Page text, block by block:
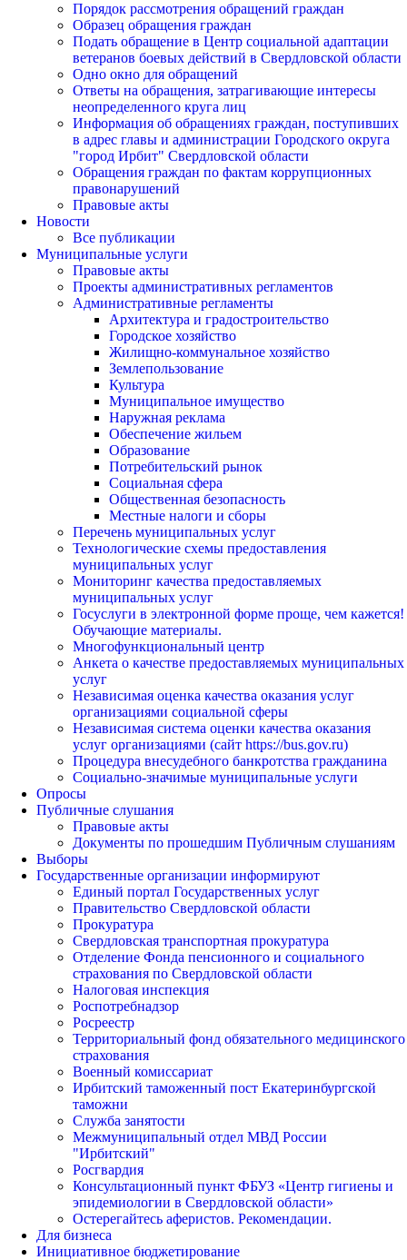
Порядок рассмотрения обращений граждан
Образец обращения граждан
Подать обращение в Центр социальной адаптации
ветеранов боевых действий в Свердловской области
Одно окно для обращений
Ответы на обращения, затрагивающие интересы
неопределенного круга лиц
Информация об обращениях граждан, поступивших
в адрес главы и администрации Городского округа
"город Ирбит" Свердловской области
Обращения граждан по фактам коррупционных
правонарушений
Правовые акты
Новости
Все публикации
Муниципальные услуги
Правовые акты
Проекты административных регламентов
Административные регламенты
Архитектура и градостроительство
Городское хозяйство
Жилищно-коммунальное хозяйство
Землепользование
Культура
Муниципальное имущество
Наружная реклама
Обеспечение жильем
Образование
Потребительский рынок
Социальная сфера
Общественная безопасность
Местные налоги и сборы
Перечень муниципальных услуг
Технологические схемы предоставления
муниципальных услуг
Мониторинг качества предоставляемых
муниципальных услуг
Госуслуги в электронной форме проще, чем кажется!
Обучающие материалы.
Многофункциональный центр
Анкета о качестве предоставляемых муниципальных
услуг
Независимая оценка качества оказания услуг
организациями социальной сферы
Независимая система оценки качества оказания
услуг организациями (сайт https://bus.gov.ru)
Процедура внесудебного банкротства гражданина
Социально-значимые муниципальные услуги
Опросы
Публичные слушания
Правовые акты
Документы по прошедшим Публичным слушаниям
Выборы
Государственные организации информируют
Единый портал Государственных услуг
Правительство Свердловской области
Прокуратура
Свердловская транспортная прокуратура
Отделение Фонда пенсионного и социального
страхования по Свердловской области
Налоговая инспекция
Роспотребнадзор
Росреестр
Территориальный фонд обязательного медицинского
страхования
Военный комиссариат
Ирбитский таможенный пост Екатеринбургской
таможни
Служба занятости
Межмуниципальный отдел МВД России
"Ирбитский"
Росгвардия
Консультационный пункт ФБУЗ «Центр гигиены и
эпидемиологии в Свердловской области»
Остерегайтесь аферистов. Рекомендации.
Для бизнеса
Инициативное бюджетирование